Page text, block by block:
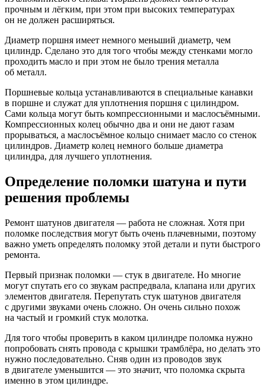
прочным и лёгким, при этом при высоких температурах
он не должен расширяться.
Диаметр поршня имеет немного меньший диаметр, чем
цилиндр. Сделано это для того чтобы между стенками могло
проходить масло и при этом не было трения металла
об металл.
Поршневые кольца устанавливаются в специальные канавки
в поршне и служат для уплотнения поршня с цилиндром.
Сами кольца могут быть компрессионными и маслосъёмными.
Компрессионных колец обычно два и они не дают газам
прорываться, а маслосъёмное кольцо снимает масло со стенок
цилиндров. Диаметр колец немного больше диаметра
цилиндра, для лучшего уплотнения.
Определение поломки шатуна и пути
решения проблемы
Ремонт шатунов двигателя — работа не сложная. Хотя при
поломке последствия могут быть очень плачевными, поэтому
важно уметь определять поломку этой детали и пути быстрого
ремонта.
Первый признак поломки — стук в двигателе. Но многие
могут спутать его со звукам распредвала, клапана или других
элементов двигателя. Перепутать стук шатунов двигателя
с другими звуками очень сложно. Он очень сильно похож
на частый и громкий стук молотка.
Для того чтобы проверить в каком цилиндре поломка нужно
попробовать снять провода с крышки трамблёра, но делать это
нужно последовательно. Сняв один из проводов звук
в двигателе уменьшится — это значит, что поломка скрыта
именно в этом цилиндре.